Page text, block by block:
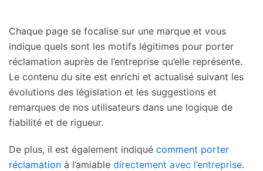
Chaque page se focalise sur une marque et vous
indique quels sont les motifs légitimes pour porter
réclamation auprès de l’entreprise qu’elle représente.
Le contenu du site est enrichi et actualisé suivant les
évolutions des législation et les suggestions et
remarques de nos utilisateurs dans une logique de
fiabilité et de rigueur.
De plus, il est également indiqué comment porter
réclamation à l’amiable directement avec l’entreprise.